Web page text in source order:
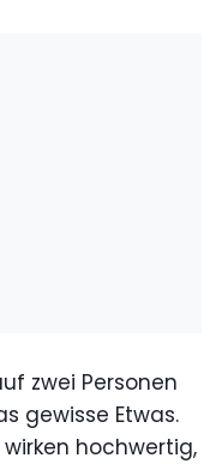
zwei Personen
gewisse Etwas.
hochwertig,